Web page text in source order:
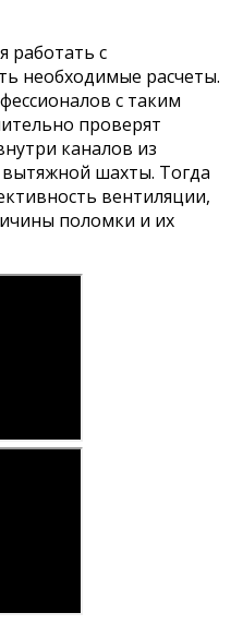
работать с
необходимые расчеты.
с таким
проверят
каналов из
шахты. Тогда
вентиляции,
поломки и их